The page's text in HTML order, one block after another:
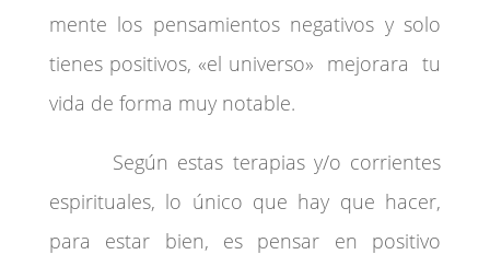
mente los pensamientos negativos y solo
tienes positivos, «el universo» mejorara tu
vida de forma muy notable.
Según estas terapias y/o corrientes
espirituales, lo único que hay que hacer,
para estar bien, es pensar en positivo